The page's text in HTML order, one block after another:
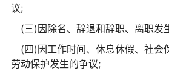
议;
(三)因除名、辞退和辞职、离职发
(四)因工作时间、休息休假、社会
劳动保护发生的争议;